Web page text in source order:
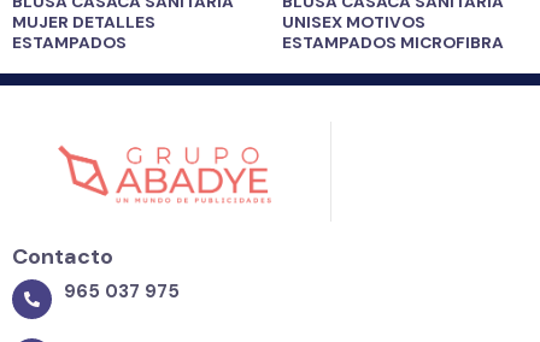
MUJER DETALLES
ESTAMPADOS
UNISEX MOTIVOS
ESTAMPADOS MICROFIBRA
Contacto
965 037 975